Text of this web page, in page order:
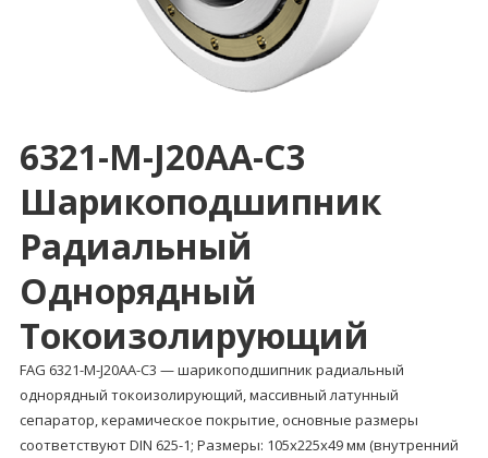
6321-M-J20AA-C3
Шарикоподшипник
Радиальный
Однорядный
Токоизолирующий
FAG 6321-M-J20AA-C3 — шарикоподшипник радиальный
однорядный токоизолирующий, массивный латунный
сепаратор, керамическое покрытие, основные размеры
соответствуют DIN 625-1; Размеры: 105x225x49 мм (внутренний